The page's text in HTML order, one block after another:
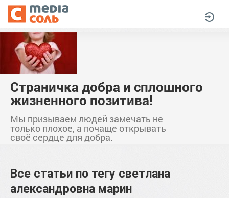
Страничка добра и сплошного
жизненного позитива!
Мы призываем людей замечать не
только плохое, а почаще открывать
своё сердце для добра.
Все статьи по тегу светлана
александровна марин